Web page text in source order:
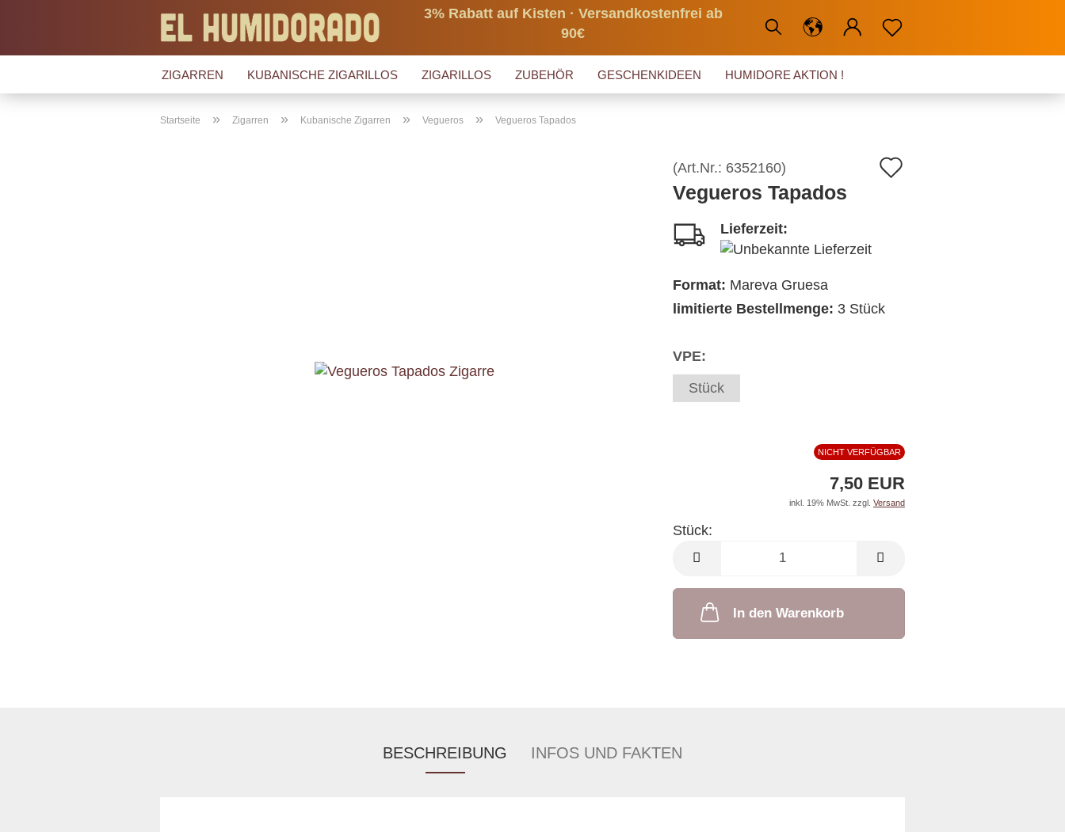
3% Rabatt auf Kisten · Versandkostenfrei ab
90€
ZIGARREN KUBANISCHE ZIGARILLOS ZIGARILLOS ZUBEHÖR GESCHENKIDEEN HUMIDORE AKTION !
Startseite » Zigarren » Kubanische Zigarren » Vegueros » Vegueros Tapados
(Art.Nr.: 6352160)
Vegueros Tapados
Lieferzeit:
Format: Mareva Gruesa
limitierte Bestellmenge: 3 Stück
VPE:
Stück
NICHT VERFÜGBAR
7,50 EUR
inkl. 19% MwSt. zzgl. Versand
Stück:
Stück
In den Warenkorb
BESCHREIBUNG INFOS UND FAKTEN